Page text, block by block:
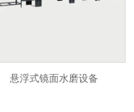
悬浮式镜面水磨设备